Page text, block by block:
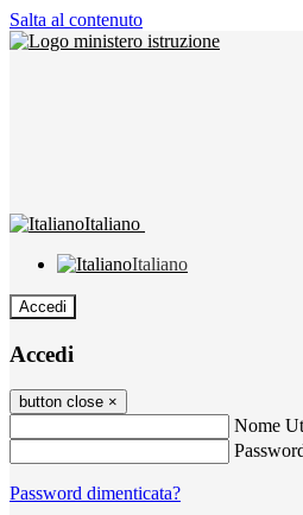
Salta al contenuto
Italiano
Italiano
Accedi
Accedi
button close ×
Nome
Password dimenticata?